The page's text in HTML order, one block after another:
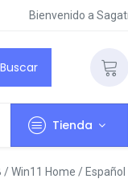
Bienvenido a
Buscar
Tienda
Win11 Home / Español